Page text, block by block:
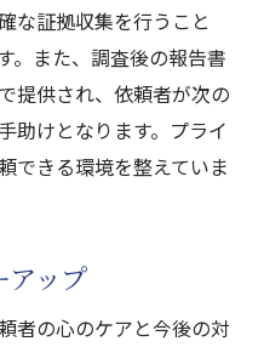
な証拠収集を行うこと
。また、調査後の報告書
提供され、依頼者が次の
助けとなります。プライ
できる環境を整えていま
アップ
者の心のケアと今後の対